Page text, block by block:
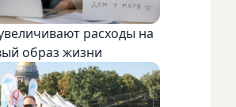
расходы на
образ жизни